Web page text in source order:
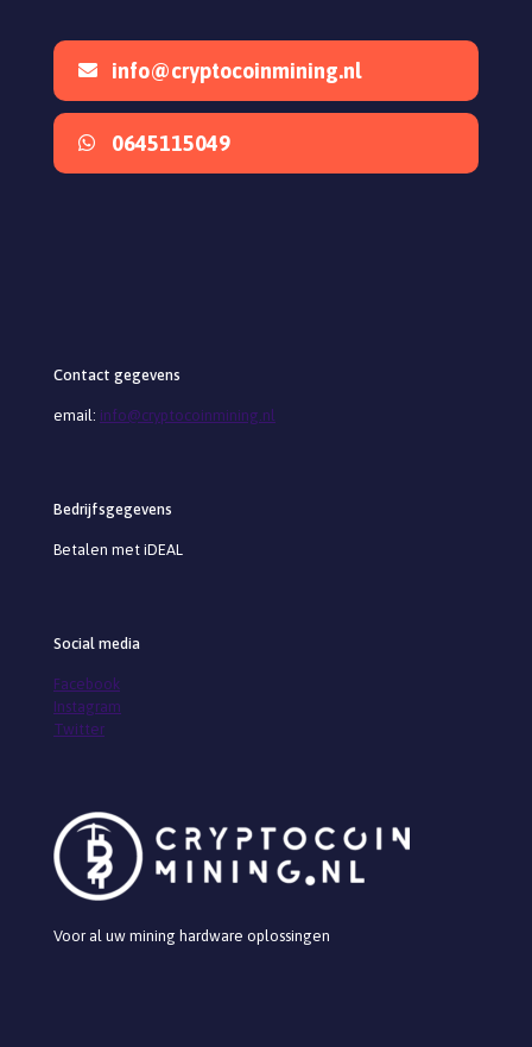
info@cryptocoinmining.nl
0645115049
Contact gegevens
email: info@cryptocoinmining.nl
Bedrijfsgegevens
Betalen met iDEAL
Social media
Facebook
Instagram
Twitter
Voor al uw mining hardware oplossingen